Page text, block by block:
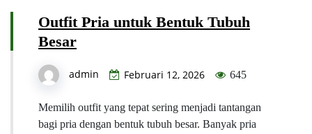
Outfit Pria untuk Bentuk Tubuh
Besar
admin Februari 12, 2026 645
Memilih outfit yang tepat sering menjadi tantangan
bagi pria dengan bentuk tubuh besar. Banyak pria